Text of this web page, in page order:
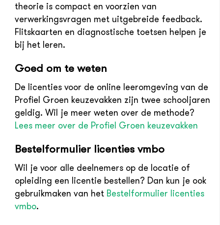
theorie is compact en voorzien van
verwerkingsvragen met uitgebreide feedback.
Flitskaarten en diagnostische toetsen helpen je
bij het leren.
Goed om te weten
De licenties voor de online leeromgeving van de
Profiel Groen keuzevakken zijn twee schooljaren
geldig. Wil je meer weten over de methode?
Lees meer over de Profiel Groen keuzevakken
Bestelformulier licenties vmbo
Wil je voor alle deelnemers op de locatie of
opleiding een licentie bestellen? Dan kun je ook
gebruikmaken van het Bestelformulier licenties
vmbo.